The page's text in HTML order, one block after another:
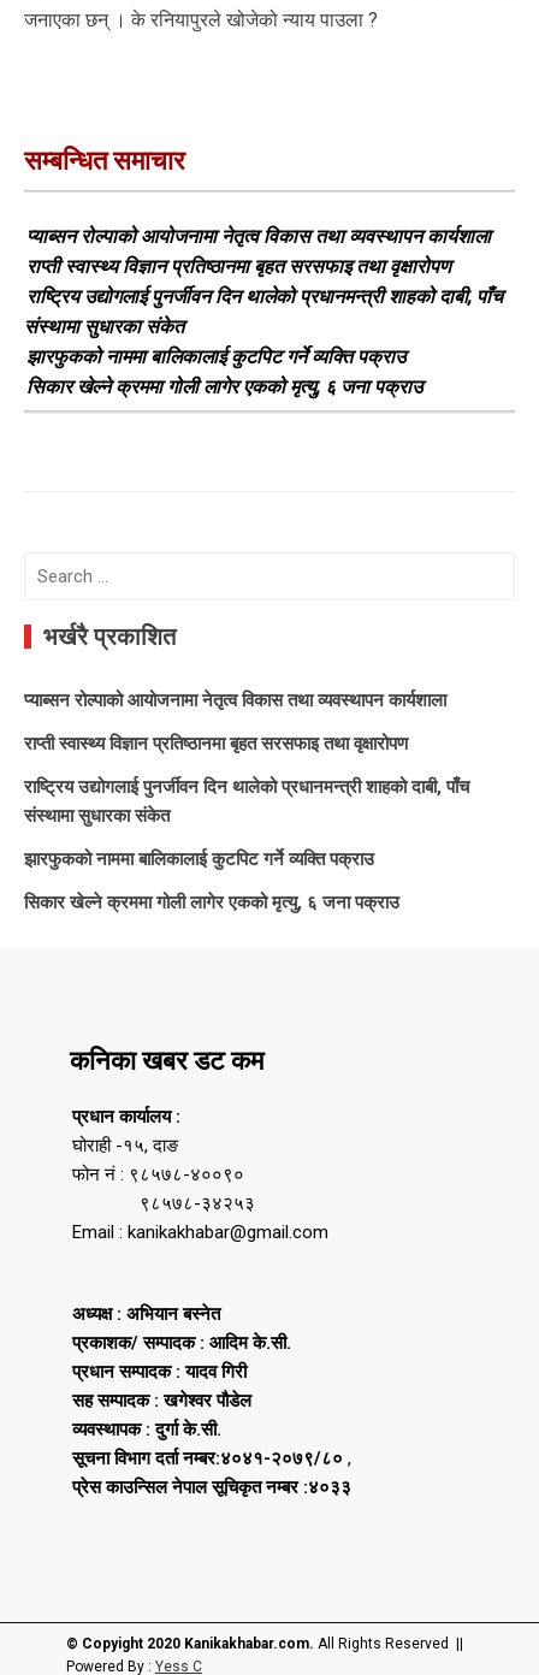
जनाएका छन् । के रनियापुरले खोजेको न्याय पाउला ?
सम्बन्धित समाचार
प्याब्सन रोल्पाको आयोजनामा नेतृत्व विकास तथा व्यवस्थापन कार्यशाला
राप्ती स्वास्थ्य विज्ञान प्रतिष्ठानमा बृहत सरसफाइ तथा वृक्षारोपण
राष्ट्रिय उद्योगलाई पुनर्जीवन दिन थालेको प्रधानमन्त्री शाहको दाबी, पाँच
संस्थामा सुधारका संकेत
झारफुकको नाममा बालिकालाई कुटपिट गर्ने व्यक्ति पक्राउ
सिकार खेल्ने क्रममा गोली लागेर एकको मृत्यु, ६ जना पक्राउ
Search
भर्खरै प्रकाशित
प्याब्सन रोल्पाको आयोजनामा नेतृत्व विकास तथा व्यवस्थापन कार्यशाला
राप्ती स्वास्थ्य विज्ञान प्रतिष्ठानमा बृहत सरसफाइ तथा वृक्षारोपण
राष्ट्रिय उद्योगलाई पुनर्जीवन दिन थालेको प्रधानमन्त्री शाहको दाबी, पाँच
संस्थामा सुधारका संकेत
झारफुकको नाममा बालिकालाई कुटपिट गर्ने व्यक्ति पक्राउ
सिकार खेल्ने क्रममा गोली लागेर एकको मृत्यु, ६ जना पक्राउ
कनिका खबर डट कम
प्रधान कार्यालय :
घोराही -१५, दाङ
फोन नं : ९८५७८-४००९०
९८५७८-३४२५३
Email : kanikakhabar@gmail.com
अध्यक्ष : अभियान बस्नेत
प्रकाशक/ सम्पादक : आदिम के.सी.
प्रधान सम्पादक : यादव गिरी
सह सम्पादक : खगेश्वर पौडेल
व्यवस्थापक : दुर्गा के.सी.
सूचना विभाग दर्ता नम्बर:४०४१-२०७९/८० ,
प्रेस काउन्सिल नेपाल सूचिकृत नम्बर :४०३३
© Copyight 2020 Kanikakhabar.com. All Rights Reserved ||
Powered By : Yess C